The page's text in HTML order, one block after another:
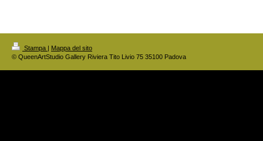
Stampa | Mappa del sito
© QueenArtStudio Gallery Riviera Tito Livio 75 35100 Padova